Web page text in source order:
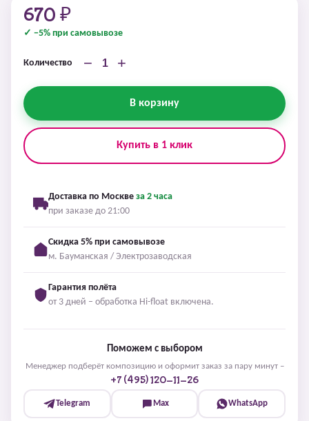
670 ₽
✓ −5% при самовывозе
Количество − +
В корзину
Купить в 1 клик
Доставка по Москве за 2 часа
при заказе до 21:00
Скидка 5% при самовывозе
м. Бауманская / Электрозаводская
Гарантия полёта
от 3 дней – обработка Hi-float включена.
Поможем с выбором
Менеджер подберёт композицию и оформит заказ за пару минут –
+7 (495) 120-11-26
Telegram Max WhatsApp